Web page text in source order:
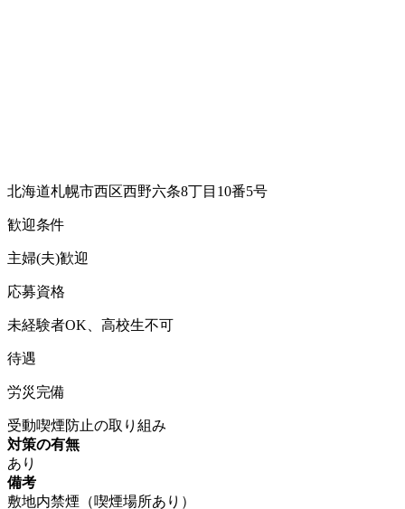
北海道札幌市西区西野六条8丁目10番5号
歓迎条件
主婦(夫)歓迎
応募資格
未経験者OK、高校生不可
待遇
労災完備
受動喫煙防止の取り組み
対策の有無
あり
備考
敷地内禁煙（喫煙場所あり）